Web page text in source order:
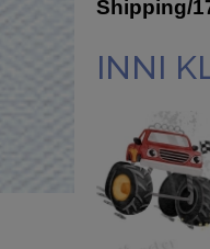
Shipping/
INNI